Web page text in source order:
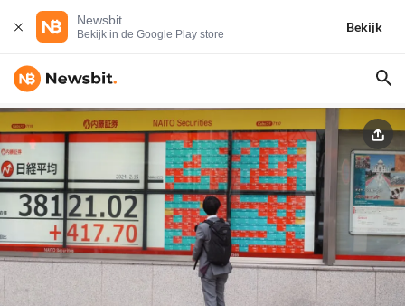
Newsbit
Bekijk in de Google Play store
Bekijk